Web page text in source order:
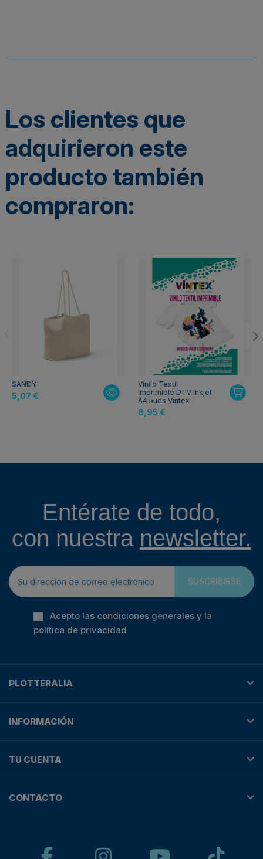
Los clientes que
adquirieron este
producto también
compraron:
SANDY
5,07 €
Vinilo Textil
Imprimible DTV Inkjet
A4 5uds Vintex
8,95 €
Entérate de todo,
con nuestra newsletter.
SUSCRIBIRSE
Acepto las condiciones generales y la
política de privacidad
PLOTTERALIA
INFORMACIÓN
TU CUENTA
CONTACTO